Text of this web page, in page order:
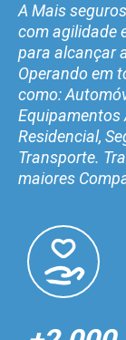
A Mais
com agilidade
para alcançar
Operando em
como:
Equipamentos
Residencial,
Transporte.
maiores